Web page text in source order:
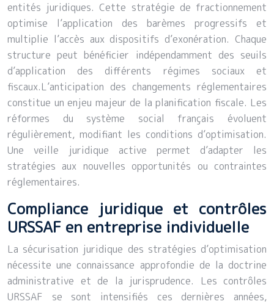
entités juridiques. Cette stratégie de fractionnement
optimise l’application des barèmes progressifs et
multiplie l’accès aux dispositifs d’exonération. Chaque
structure peut bénéficier indépendamment des seuils
d’application des différents régimes sociaux et
fiscaux.L’anticipation des changements réglementaires
constitue un enjeu majeur de la planification fiscale. Les
réformes du système social français évoluent
régulièrement, modifiant les conditions d’optimisation.
Une veille juridique active permet d’adapter les
stratégies aux nouvelles opportunités ou contraintes
réglementaires.
Compliance juridique et contrôles
URSSAF en entreprise individuelle
La sécurisation juridique des stratégies d’optimisation
nécessite une connaissance approfondie de la doctrine
administrative et de la jurisprudence. Les contrôles
URSSAF se sont intensifiés ces dernières années,